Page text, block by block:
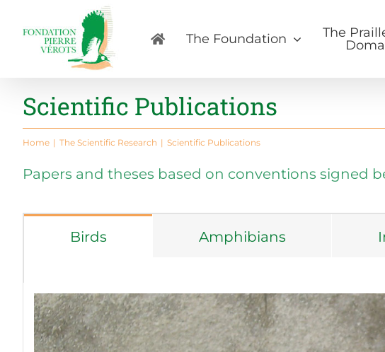
content
The Foundation
The
Scientific Publications
Home The Scientific Research Scientific Publications
Papers and theses based on conventions signed
Birds Amphibians